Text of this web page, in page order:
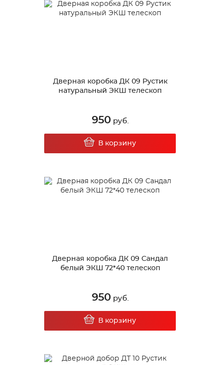
Дверная коробка ДК 09 Рустик
натуральный ЭКШ телескоп
950руб.
В корзину
Дверная коробка ДК 09 Сандал
белый ЭКШ 72*40 телескоп
950руб.
В корзину